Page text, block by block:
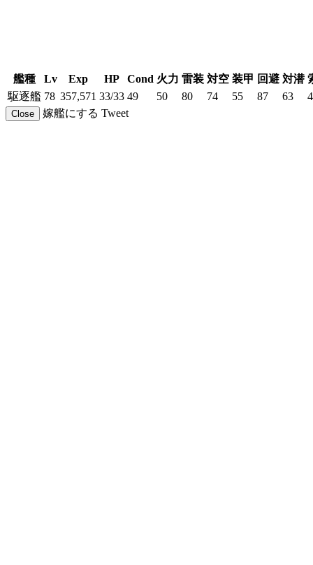
艦種 Lv Exp HP Cond 火力 雷装 対空 装甲 回避 対潜
駆逐艦 78 357,571 33/33 49 50 80 74 55 87 63
Close 嫁艦にする Tweet